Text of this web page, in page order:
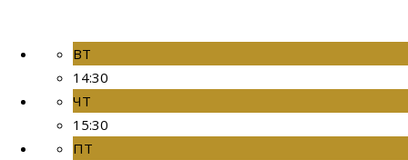
ВТ
14:30
ЧТ
15:30
ПТ